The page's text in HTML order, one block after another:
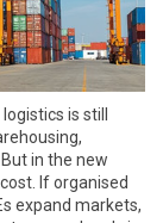
is still
in the new
If organised
expand markets,